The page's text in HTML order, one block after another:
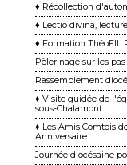
♦ Récollection
♦ Lectio divina,
♦ Formation ThéoFIL
Pèlerinage sur les
Rassemblement
♦ Visite guidée de
sous-Chalamont
♦ Les Amis Comtois
Anniversaire
Journée diocésaine